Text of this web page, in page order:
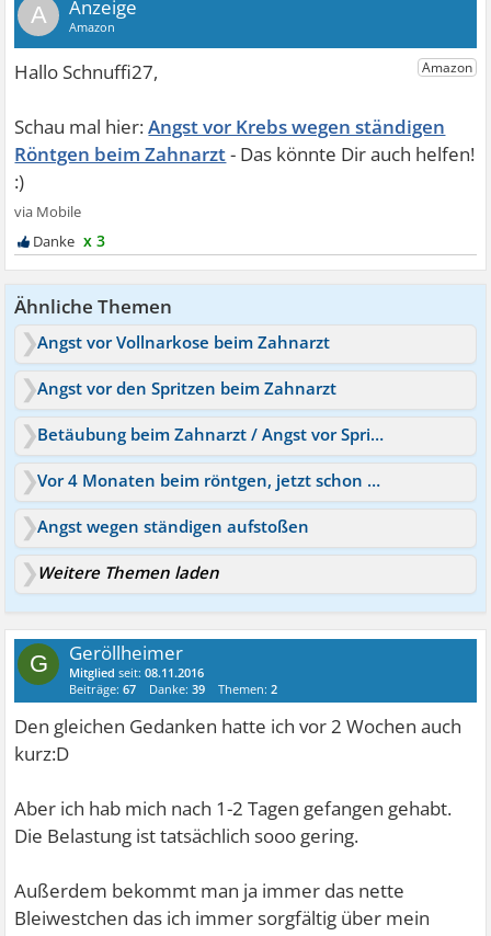
A
Angst vor Krebs wegen ständigen
Röntgen beim Zahnarzt
x 3
Ähnliche Themen
Angst vor Vollnarkose beim Zahnarzt
Angst vor den Spritzen beim Zahnarzt
Betäubung beim Zahnarzt / Angst vor Spritze
Vor 4 Monaten beim röntgen, jetzt schon wieder
Angst wegen ständigen aufstoßen
Weitere Themen laden
G Geröllheimer
Mitglied seit:08.11.2016
Beiträge:67 Danke:39 Themen:2
Den gleichen Gedanken hatte ich vor 2 Wochen auch
kurz:D
Aber ich hab mich nach 1-2 Tagen gefangen gehabt.
Die Belastung ist tatsächlich sooo gering.
Außerdem bekommt man ja immer das nette
Bleiwestchen das ich immer sorgfältig über mein